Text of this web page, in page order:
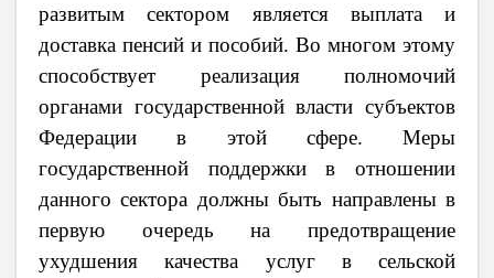
развитым сектором является выплата и
доставка пенсий и пособий. Во многом этому
способствует реализация полномочий
органами государственной власти субъектов
Федерации в этой сфере. Меры
государственной поддержки в отношении
данного сектора должны быть направлены в
первую очередь на предотвращение
ухудшения качества услуг в сельской